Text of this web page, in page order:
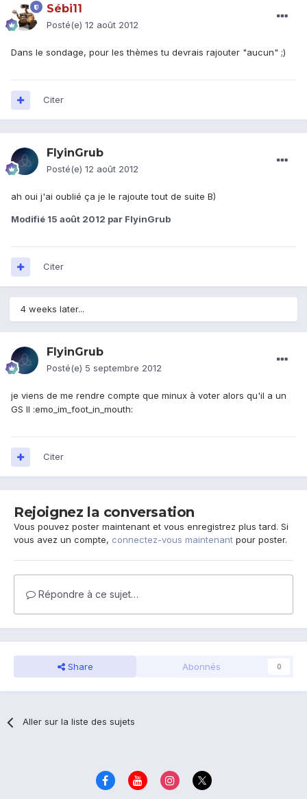
Sébi11
Posté(e) 12 août 2012
Dans le sondage, pour les thèmes tu devrais rajouter "aucun" ;)
Citer
FlyinGrub
Posté(e) 12 août 2012
ah oui j'ai oublié ça je le rajoute tout de suite B)
Modifié 15 août 2012 par FlyinGrub
Citer
4 weeks later...
FlyinGrub
Posté(e) 5 septembre 2012
je viens de me rendre compte que minux à voter alors qu'il a un
GS II :emo_im_foot_in_mouth:
Citer
Rejoignez la conversation
Vous pouvez poster maintenant et vous enregistrez plus tard. Si
vous avez un compte, connectez-vous maintenant pour poster.
Répondre à ce sujet…
Share Abonnés 0
Aller sur la liste des sujets